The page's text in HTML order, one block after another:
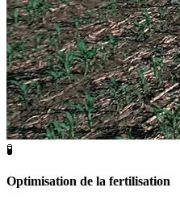
🧪
Optimisation de la fertilisation